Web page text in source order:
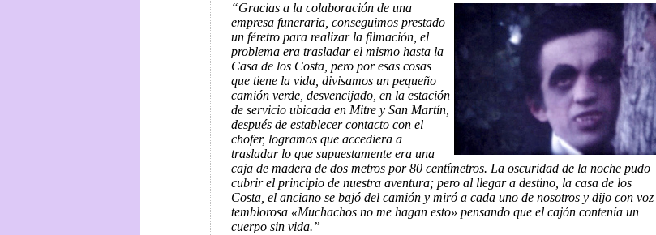
“Gracias a la colaboración de una
empresa funeraria, conseguimos prestado
un féretro para realizar la filmación, el
problema era trasladar el mismo hasta la
Casa de los Costa, pero por esas cosas
que tiene la vida, divisamos un pequeño
camión verde, desvencijado, en la estación
de servicio ubicada en Mitre y San Martín,
después de establecer contacto con el
chofer, logramos que accediera a
trasladar lo que supuestamente era una
caja de madera de dos metros por 80 centímetros. La oscuridad de la noche pudo
cubrir el principio de nuestra aventura; pero al llegar a destino, la casa de los
Costa, el anciano se bajó del camión y miró a cada uno de nosotros y dijo con voz
temblorosa «Muchachos no me hagan esto» pensando que el cajón contenía un
cuerpo sin vida.”